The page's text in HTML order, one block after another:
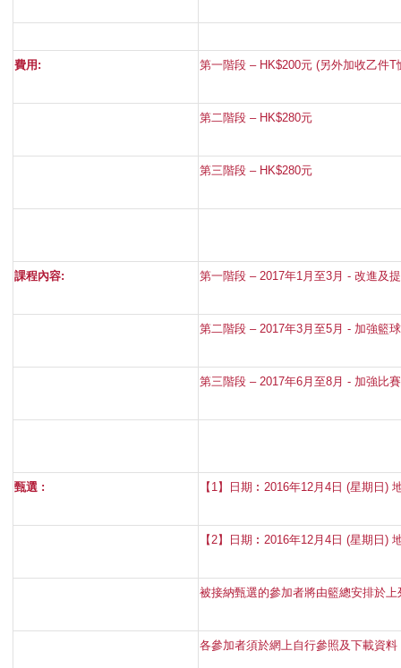
費用: 第一階段 – HK$200元 (另外加收乙件T
第二階段 – HK$280元
第三階段– HK$280元
課程內容: 第一階段 – 2017年1 月至3 月 -改進及
第二階段– 2017年3 月至5 月 - 加強籃
第三階段 – 2017年6 月至8 月 - 加強比
甄選 : 【1 】日期︰ 2016年12 月4日 (星期日)
【2】日期︰ 2016年12 月4日 (星期日)
被接納甄選的參加者將由籃總安排於上
各參加者須於網上自行參照及下載資料